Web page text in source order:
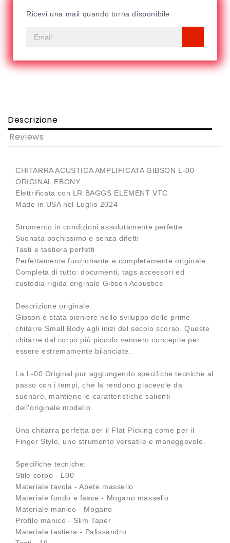
Ricevi una mail quando torna disponibile
Descrizione
Reviews
CHITARRA ACUSTICA AMPLIFICATA GIBSON L-00
ORIGINAL EBONY
Elettrificata con LR BAGGS ELEMENT VTC
Made in USA nel Luglio 2024
Strumento in condizioni assolutamente perfette
Suonata pochissimo e senza difetti
Tasti e tastiera perfetti
Perfettamente funzionante e completamente originale
Completa di tutto: documenti, tags accessori ed
custodia rigida originale Gibson Acoustics
Descrizione originale:
Gibson è stata pioniere nello sviluppo delle prime
chitarre Small Body agli inizi del secolo scorso. Queste
chitarre dal corpo più piccolo vennero concepite per
essere estremamente bilanciate.
La L-00 Original pur aggiungendo specifiche tecniche al
passo con i tempi, che la rendono piacevole da
suonare, mantiene le caratteristiche salienti
dell'originale modello.
Una chitarra perfetta per il Flat Picking come per il
Finger Style, uno strumento versatile e maneggevole.
Specifiche tecniche:
Stile corpo - L00
Materiale tavola - Abete massello
Materiale fondo e fasce - Mogano massello
Materiale manico - Mogano
Profilo manico - Slim Taper
Materiale tastiera - Palissandro